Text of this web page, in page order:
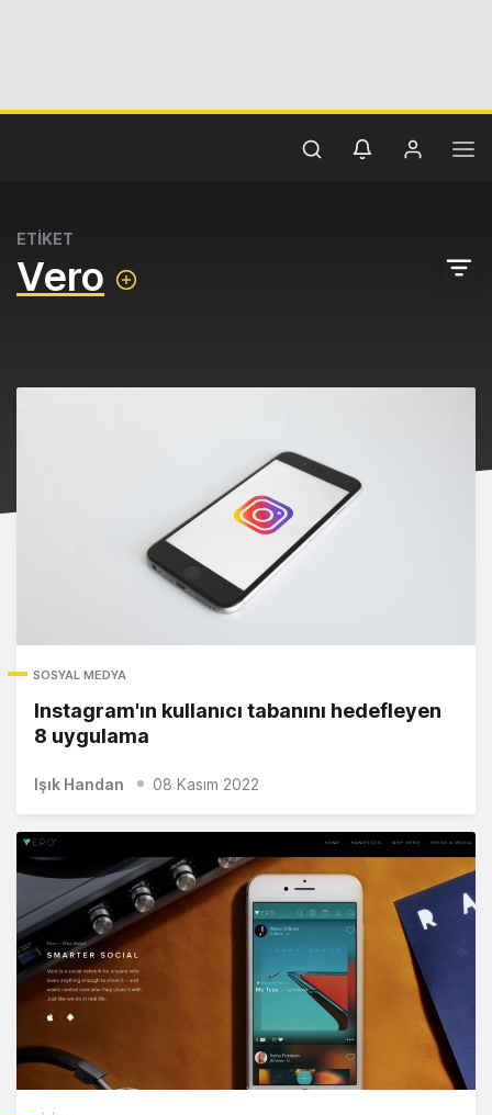
ETİKET
Vero
SOSYAL MEDYA
Instagram'ın kullanıcı tabanını hedefleyen
8 uygulama
Işık Handan 08 Kasım 2022